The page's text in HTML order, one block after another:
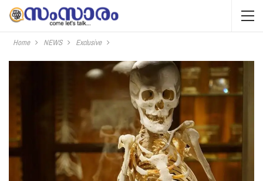
Home NEWS Exclusive